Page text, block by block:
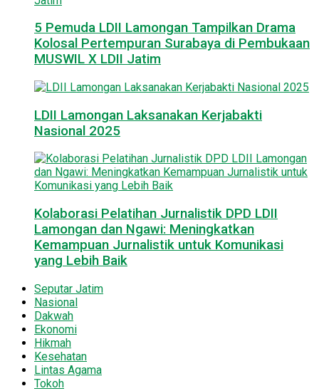
5 Pemuda LDII Lamongan Tampilkan Drama
Kolosal Pertempuran Surabaya di Pembukaan
MUSWIL X LDII Jatim
LDII Lamongan Laksanakan Kerjabakti
Nasional 2025
Kolaborasi Pelatihan Jurnalistik DPD LDII
Lamongan dan Ngawi: Meningkatkan
Kemampuan Jurnalistik untuk Komunikasi
yang Lebih Baik
Seputar Jatim
Nasional
Dakwah
Ekonomi
Hikmah
Kesehatan
Lintas Agama
Tokoh